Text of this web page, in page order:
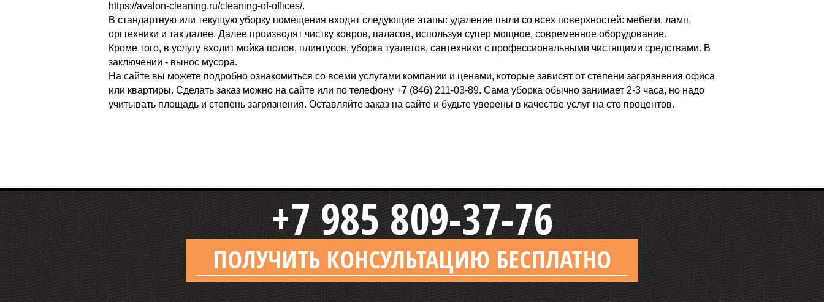
https://avalon-cleaning.ru/cleaning-of-offices/.
В стандартную или текущую уборку помещения входят следующие этапы: удаление пыли со всех поверхностей: мебели, ламп,
оргтехники и так далее. Далее производят чистку ковров, паласов, используя супер мощное, современное оборудование.
Кроме того, в услугу входит мойка полов, плинтусов, уборка туалетов, сантехники с профессиональными чистящими средствами. В
заключении - вынос мусора.
На сайте вы можете подробно ознакомиться со всеми услугами компании и ценами, которые зависят от степени загрязнения офиса
или квартиры. Сделать заказ можно на сайте или по телефону +7 (846) 211-03-89. Сама уборка обычно занимает 2-3 часа, но надо
учитывать площадь и степень загрязнения. Оставляйте заказ на сайте и будьте уверены в качестве услуг на сто процентов.
+7 985 809-37-76
ПОЛУЧИТЬ КОНСУЛЬТАЦИЮ БЕСПЛАТНО